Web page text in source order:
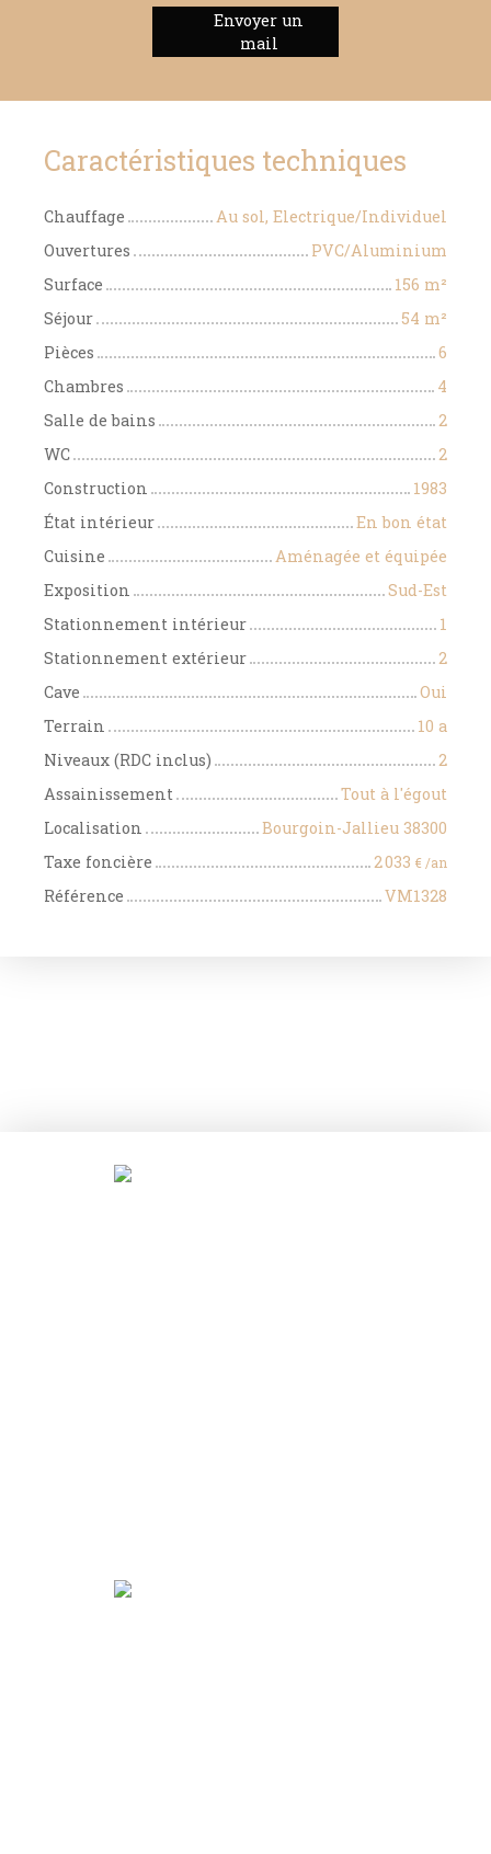
Envoyer un
mail
Caractéristiques techniques
Chauffage
Au sol, Electrique/Individuel
Ouvertures
PVC/Aluminium
Surface
156 m²
Séjour
54 m²
Pièces
6
Chambres
4
Salle de bains
2
WC
2
Construction
1983
État intérieur
En bon état
Cuisine
Aménagée et équipée
Exposition
Sud-Est
Stationnement intérieur
1
Stationnement extérieur
2
Cave
Oui
Terrain
10 a
Niveaux (RDC inclus)
2
Assainissement
Tout à l'égout
Localisation
Bourgoin-Jallieu 38300
Taxe foncière
2 033 € /an
Référence VM1328